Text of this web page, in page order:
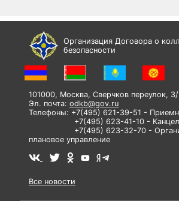
Организация Договора о
безопасности
101000, Москва, Сверчков переулок,
Эл. почта: odkb@gov.ru
Телефоны: +7(495) 621-39-51 -
+7(495) 623-41-10 -
+7(495) 623-32-70 -
плановое управление
Все новости